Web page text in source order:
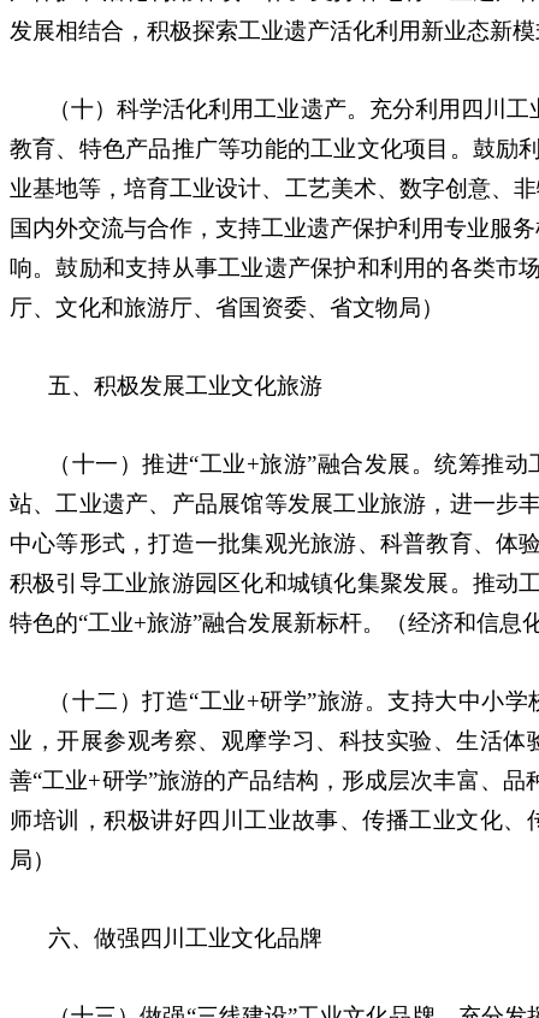
发展相结合，积极探索工业遗产活化利用新业态新
（十）科学活化利用工业遗产。充分利用四川
教育、特色产品推广等功能的工业文化项目。鼓励
业基地等，培育工业设计、工艺美术、数字创意、
国内外交流与合作，支持工业遗产保护利用专业服
响。鼓励和支持从事工业遗产保护和利用的各类市
厅、文化和旅游厅、省国资委、省文物局）
五、积极发展工业文化旅游
（十一）推进“工业+旅游”融合发展。统筹推
站、工业遗产、产品展馆等发展工业旅游，进一步
中心等形式，打造一批集观光旅游、科普教育、体
积极引导工业旅游园区化和城镇化集聚发展。推动
特色的“工业+旅游”融合发展新标杆。（经济和信
（十二）打造“工业+研学”旅游。支持大中小
业，开展参观考察、观摩学习、科技实验、生活
善“工业+研学”旅游的产品结构，形成层次丰富、
师培训，积极讲好四川工业故事、传播工业文化
局）
六、做强四川工业文化品牌